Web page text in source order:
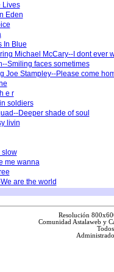
Lives
Eden
In Blue
Michael McCary--I dont ever
Smiling faces sometimes
Joe Stampley--Please come
e r
soldiers
Deeper shade of soul
livin
slow
me wanna
are the world
Resolución
Comunidad Astalaweb y